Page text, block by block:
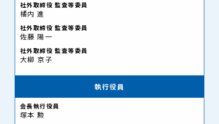
社外取締役 監査等委員
橘内 進
社外取締役 監査等委員
佐藤 陽一
社外取締役 監査等委員
大柳 京子
執行役員
会長執行役員
塚本 勲